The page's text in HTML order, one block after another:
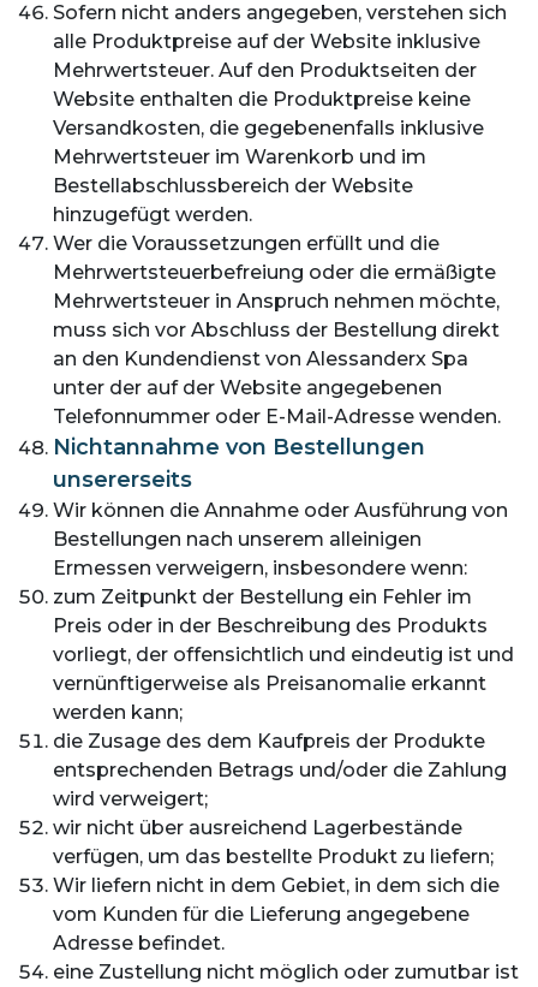
Sofern nicht anders angegeben, verstehen sich
alle Produktpreise auf der Website inklusive
Mehrwertsteuer. Auf den Produktseiten der
Website enthalten die Produktpreise keine
Versandkosten, die gegebenenfalls inklusive
Mehrwertsteuer im Warenkorb und im
Bestellabschlussbereich der Website
hinzugefügt werden.
Wer die Voraussetzungen erfüllt und die
Mehrwertsteuerbefreiung oder die ermäßigte
Mehrwertsteuer in Anspruch nehmen möchte,
muss sich vor Abschluss der Bestellung direkt
an den Kundendienst von Alessanderx Spa
unter der auf der Website angegebenen
Telefonnummer oder E-Mail-Adresse wenden.
Nichtannahme von Bestellungen
unsererseits
Wir können die Annahme oder Ausführung von
Bestellungen nach unserem alleinigen
Ermessen verweigern, insbesondere wenn:
zum Zeitpunkt der Bestellung ein Fehler im
Preis oder in der Beschreibung des Produkts
vorliegt, der offensichtlich und eindeutig ist und
vernünftigerweise als Preisanomalie erkannt
werden kann;
die Zusage des dem Kaufpreis der Produkte
entsprechenden Betrags und/oder die Zahlung
wird verweigert;
wir nicht über ausreichend Lagerbestände
verfügen, um das bestellte Produkt zu liefern;
Wir liefern nicht in dem Gebiet, in dem sich die
vom Kunden für die Lieferung angegebene
Adresse befindet.
eine Zustellung nicht möglich oder zumutbar ist